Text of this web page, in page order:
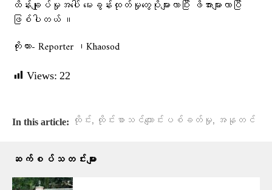
ထိန်းချုပ်မှုအ​ပေါ် ​မေးခွန်းထုတ်မှု​တွေပိုများလာပြီး ဖိအားများလာပြီ
ဖြစ်ပါတယ် ။
ကိုးကား- Reporter ၊Khaosod
Views: 22
In this article: ထိုင်း, ထိုင်းစာသင်ကျောင်းပစ်ခတ်မှု, အနုတင်
ဆက်စပ်သတင်းများ